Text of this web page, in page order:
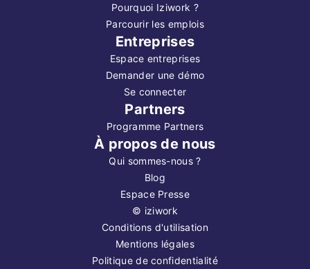
Pourquoi Iziwork ?
Parcourir les emplois
Entreprises
Espace entreprises
Demander une démo
Se connecter
Partners
Programme Partners
À propos de nous
Qui sommes-nous ?
Blog
Espace Presse
© iziwork
Conditions d'utilisation
Mentions légales
Politique de confidentialité